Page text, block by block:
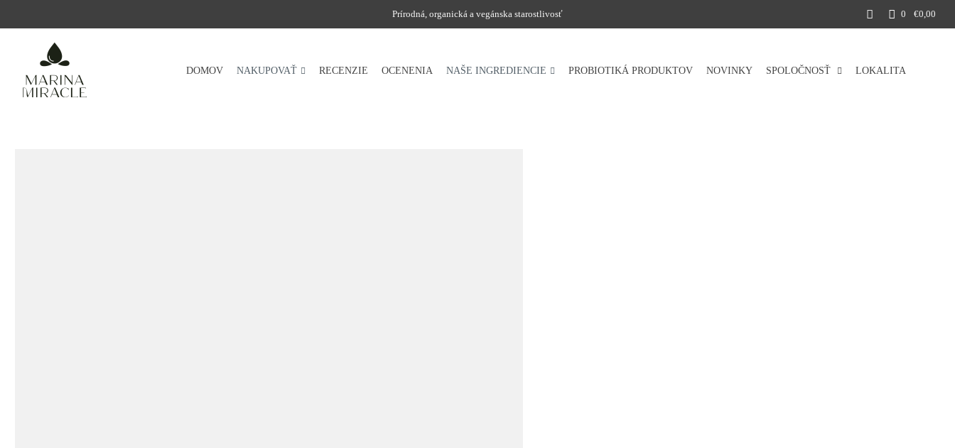
Prírodná, organická a vegánska starostlivosť 0 €0,00
DOMOV NAKUPOVAŤ RECENZIE OCENENIA NAŠE INGREDIENCIE PROBIOTIKÁ PRODUKTOV NOVINKY SPOLOČNOSŤ LOKALITA
DOMOV
NAKUPOVAŤ